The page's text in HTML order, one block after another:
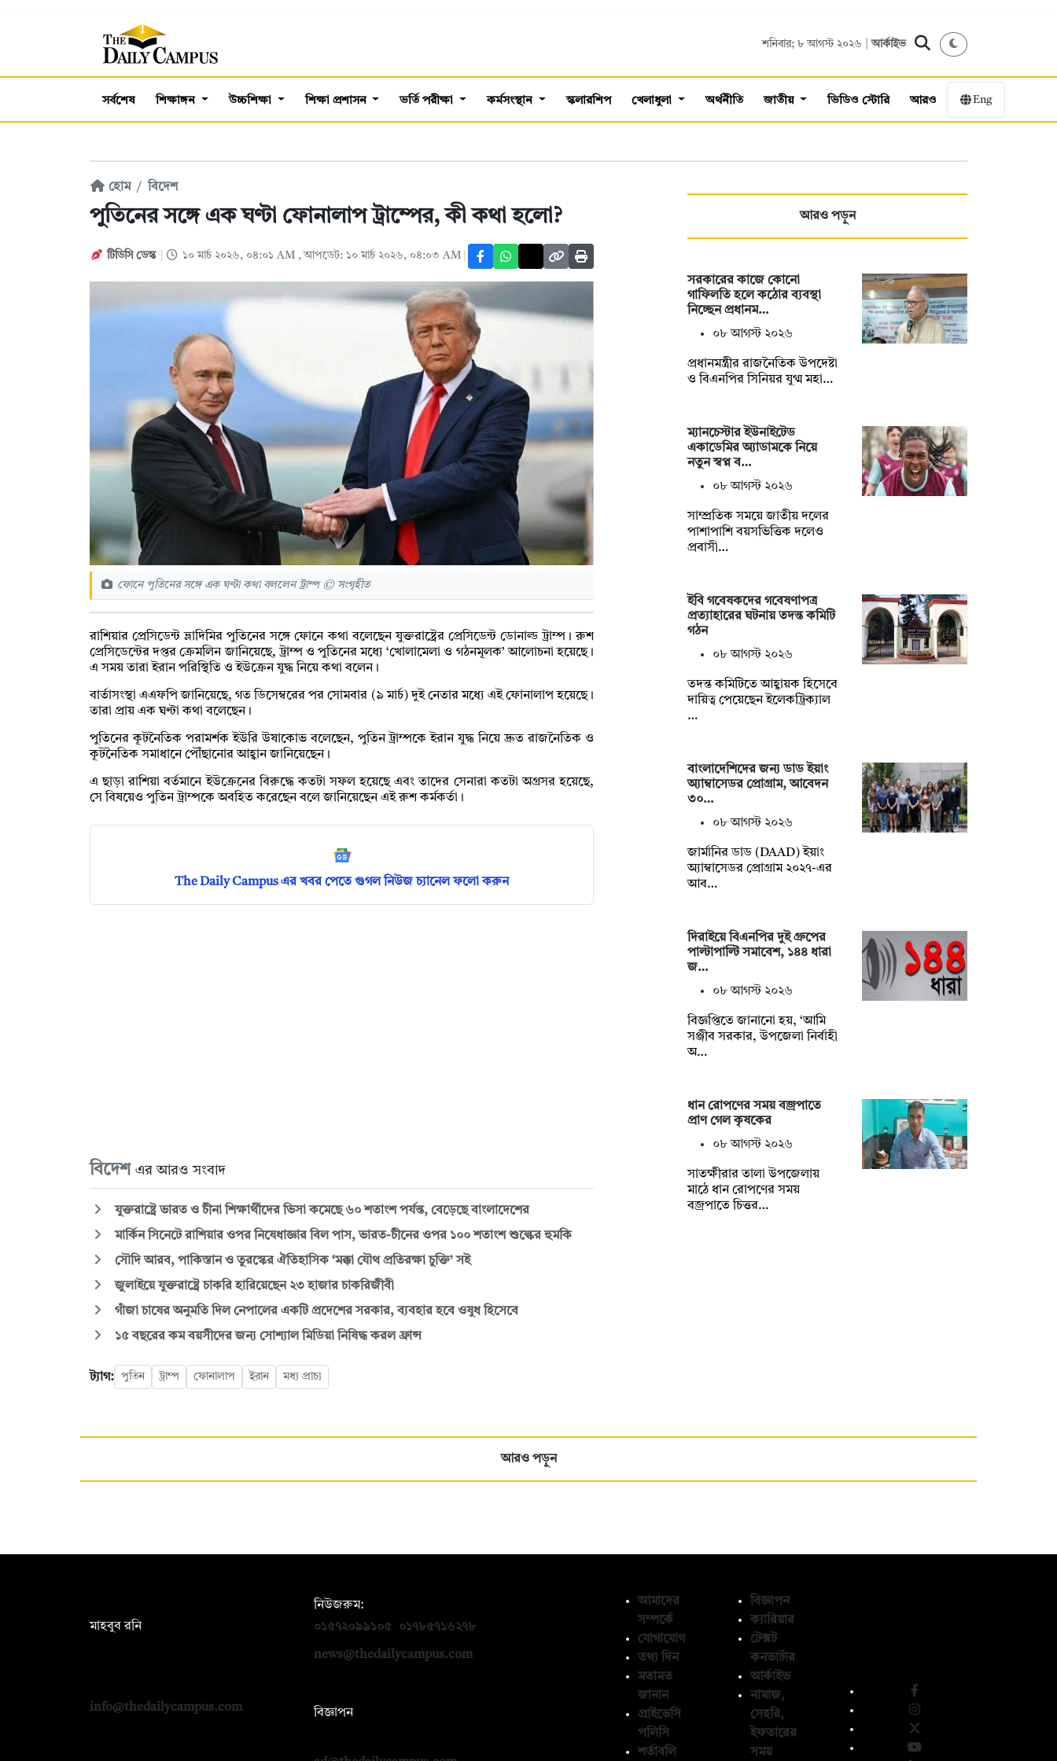
শনিবার; ৮ আগস্ট ২০২৬ |আর্কাইভ
সর্বশেষ শিক্ষাঙ্গন উচ্চশিক্ষা শিক্ষা প্রশাসন ভর্তি পরীক্ষা কর্মসংস্থান স্কলারশিপ খেলাধুলা অর্থনীতি জাতীয় ভিডিও স্টোরি আরও Eng
হোম বিদেশ
পুতিনের সঙ্গে এক ঘণ্টা ফোনালাপ ট্রাম্পের, কী কথা হলো?
টিডিসি ডেস্ক ১০ মার্চ ২০২৬, ০৪:০১ AM , আপডেট: ১০ মার্চ ২০২৬, ০৪:০৩ AM
ফোনে পুতিনের সঙ্গে এক ঘণ্টা কথা বললেন ট্রাম্প © সংগৃহীত
রাশিয়ার প্রেসিডেন্ট ভ্লাদিমির পুতিনের সঙ্গে ফোনে কথা বলেছেন যুক্তরাষ্ট্রের প্রেসিডেন্ট ডোনাল্ড ট্রাম্প। রুশ
প্রেসিডেন্টের দপ্তর ক্রেমলিন জানিয়েছে, ট্রাম্প ও পুতিনের মধ্যে ‘খোলামেলা ও গঠনমূলক’ আলোচনা হয়েছে।
এ সময় তারা ইরান পরিস্থিতি ও ইউক্রেন যুদ্ধ নিয়ে কথা বলেন।
বার্তাসংস্থা এএফপি জানিয়েছে, গত ডিসেম্বরের পর সোমবার (৯ মার্চ) দুই নেতার মধ্যে এই ফোনালাপ হয়েছে।
তারা প্রায় এক ঘণ্টা কথা বলেছেন।
পুতিনের কূটনৈতিক পরামর্শক ইউরি উষাকোভ বলেছেন, পুতিন ট্রাম্পকে ইরান যুদ্ধ নিয়ে দ্রুত রাজনৈতিক ও
কূটনৈতিক সমাধানে পৌঁছানোর আহ্বান জানিয়েছেন।
এ ছাড়া রাশিয়া বর্তমানে ইউক্রেনের বিরুদ্ধে কতটা সফল হয়েছে এবং তাদের সেনারা কতটা অগ্রসর হয়েছে,
সে বিষয়েও পুতিন ট্রাম্পকে অবহিত করেছেন বলে জানিয়েছেন এই রুশ কর্মকর্তা।
The Daily Campus এর খবর পেতে গুগল নিউজ চ্যানেল ফলো করুন
বিদেশ এর আরও সংবাদ
যুক্তরাষ্ট্রে ভারত ও চীনা শিক্ষার্থীদের ভিসা কমেছে ৬০ শতাংশ পর্যন্ত, বেড়েছে বাংলাদেশের
মার্কিন সিনেটে রাশিয়ার ওপর নিষেধাজ্ঞার বিল পাস, ভারত-চীনের ওপর ১০০ শতাংশ শুল্কের হুমকি
সৌদি আরব, পাকিস্তান ও তুরস্কের ঐতিহাসিক ‘মক্কা যৌথ প্রতিরক্ষা চুক্তি’ সই
জুলাইয়ে যুক্তরাষ্ট্রে চাকরি হারিয়েছেন ২৩ হাজার চাকরিজীবী
গাঁজা চাষের অনুমতি দিল নেপালের একটি প্রদেশের সরকার, ব্যবহার হবে ওষুধ হিসেবে
১৫ বছরের কম বয়সীদের জন্য সোশ্যাল মিডিয়া নিষিদ্ধ করল ফ্রান্স
ট্যাগ: পুতিন ট্রাম্প ফোনালাপ ইরান মধ্য প্রাচ্য
আরও পড়ুন
সরকারের কাজে কোনো
গাফিলতি হলে কঠোর ব্যবস্থা
নিচ্ছেন প্রধানম…
০৮ আগস্ট ২০২৬
প্রধানমন্ত্রীর রাজনৈতিক উপদেষ্টা
ও বিএনপির সিনিয়র যুগ্ম মহা…
ম্যানচেস্টার ইউনাইটেড
একাডেমির অ্যাডামকে নিয়ে
নতুন স্বপ্ন ব…
০৮ আগস্ট ২০২৬
সাম্প্রতিক সময়ে জাতীয় দলের
পাশাপাশি বয়সভিত্তিক দলেও
প্রবাসী…
ইবি গবেষকদের গবেষণাপত্র
প্রত্যাহারের ঘটনায় তদন্ত কমিটি
গঠন
০৮ আগস্ট ২০২৬
তদন্ত কমিটিতে আহ্বায়ক হিসেবে
দায়িত্ব পেয়েছেন ইলেকট্রিক্যাল
…
বাংলাদেশিদের জন্য ডাড ইয়াং
অ্যাম্বাসেডর প্রোগ্রাম, আবেদন
৩০…
০৮ আগস্ট ২০২৬
জার্মানির ডাড (DAAD) ইয়াং
অ্যাম্বাসেডর প্রোগ্রাম ২০২৭-এর
আব…
দিরাইয়ে বিএনপির দুই গ্রুপের
পাল্টাপাল্টি সমাবেশ, ১৪৪ ধারা
জ…
০৮ আগস্ট ২০২৬
বিজ্ঞপ্তিতে জানানো হয়, ‘আমি
সঞ্জীব সরকার, উপজেলা নির্বাহী
অ…
ধান রোপণের সময় বজ্রপাতে
প্রাণ গেল কৃষকের
০৮ আগস্ট ২০২৬
সাতক্ষীরার তালা উপজেলায়
মাঠে ধান রোপণের সময়
বজ্রপাতে চিত্তর…
আরও পড়ুন
মাহবুব রনি
info@thedailycampus.com
নিউজরুম:
০১৫৭২০৯৯১০৫
০১৭৮৫৭১৬২৭৮
news@thedailycampus.com
বিজ্ঞাপন
আমাদের
সম্পর্কে
যোগাযোগ
তথ্য দিন
মতামত
জানান
প্রাইভেসি
পলিসি
শর্তাবলি
বিজ্ঞাপন
ক্যারিয়ার
টেক্সট
কনভার্টার
আর্কাইভ
নামাজ,
সেহরি,
ইফতারের
সময়